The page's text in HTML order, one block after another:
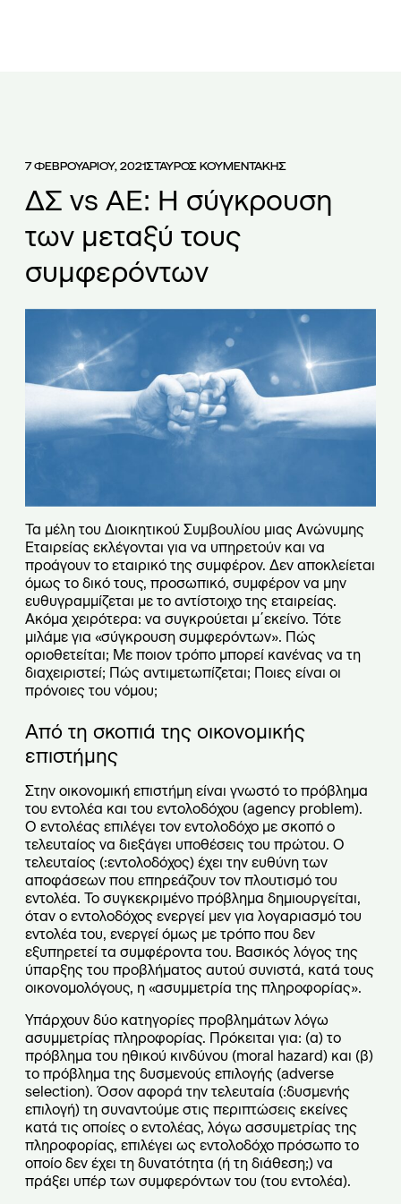
7 ΦΕΒΡΟΥΑΡΙΟΥ, 2021ΣΤΑΥΡΟΣ ΚΟΥΜΕΝΤΑΚΗΣ
ΔΣ vs AE: Η σύγκρουση
των μεταξύ τους
συμφερόντων
Τα μέλη του Διοικητικού Συμβουλίου μιας Ανώνυμης
Εταιρείας εκλέγονται για να υπηρετούν και να
προάγουν το εταιρικό της συμφέρον. Δεν αποκλείεται
όμως το δικό τους, προσωπικό, συμφέρον να μην
ευθυγραμμίζεται με το αντίστοιχο της εταιρείας.
Ακόμα χειρότερα: να συγκρούεται μ΄εκείνο. Τότε
μιλάμε για «σύγκρουση συμφερόντων». Πώς
οριοθετείται; Με ποιον τρόπο μπορεί κανένας να τη
διαχειριστεί; Πώς αντιμετωπίζεται; Ποιες είναι οι
πρόνοιες του νόμου;
Από τη σκοπιά της οικονομικής
επιστήμης
Στην οικονομική επιστήμη είναι γνωστό το πρόβλημα
του εντολέα και του εντολοδόχου (agency problem).
Ο εντολέας επιλέγει τον εντολοδόχο με σκοπό ο
τελευταίος να διεξάγει υποθέσεις του πρώτου. Ο
τελευταίος (:εντολοδόχος) έχει την ευθύνη των
αποφάσεων που επηρεάζουν τον πλουτισμό του
εντολέα. Το συγκεκριμένο πρόβλημα δημιουργείται,
όταν ο εντολοδόχος ενεργεί μεν για λογαριασμό του
εντολέα του, ενεργεί όμως με τρόπο που δεν
εξυπηρετεί τα συμφέροντα του. Βασικός λόγος της
ύπαρξης του προβλήματος αυτού συνιστά, κατά τους
οικονομολόγους, η «ασυμμετρία της πληροφορίας».
Υπάρχουν δύο κατηγορίες προβλημάτων λόγω
ασυμμετρίας πληροφορίας. Πρόκειται για: (α) το
πρόβλημα του ηθικού κινδύνου (moral hazard) και (β)
το πρόβλημα της δυσμενούς επιλογής (adverse
selection). Όσον αφορά την τελευταία (:δυσμενής
επιλογή) τη συναντούμε στις περιπτώσεις εκείνες
κατά τις οποίες ο εντολέας, λόγω ασσυμετρίας της
πληροφορίας, επιλέγει ως εντολοδόχο πρόσωπο το
οποίο δεν έχει τη δυνατότητα (ή τη διάθεση;) να
πράξει υπέρ των συμφερόντων του (του εντολέα).